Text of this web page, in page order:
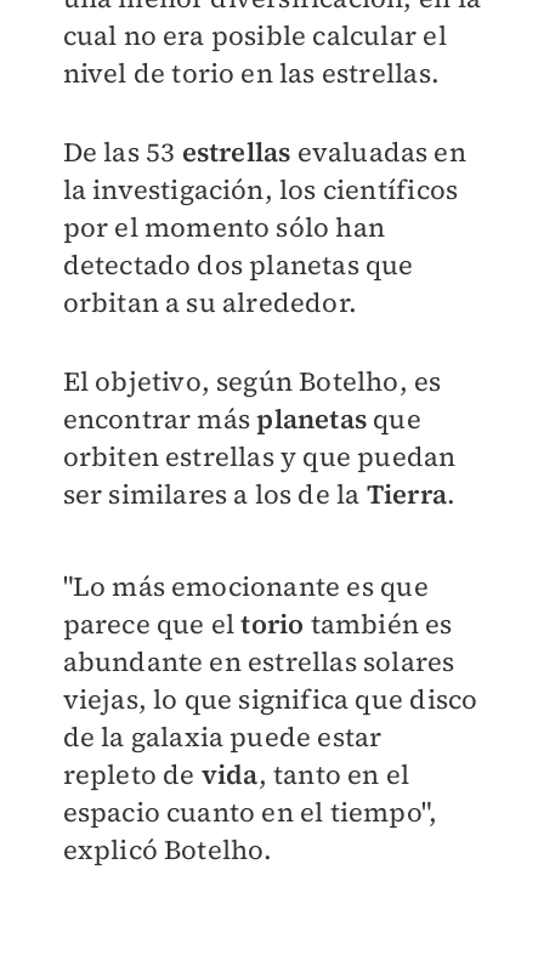
cual no era posible calcular el
nivel de torio en las estrellas.
De las 53 estrellas evaluadas en
la investigación, los científicos
por el momento sólo han
detectado dos planetas que
orbitan a su alrededor.
El objetivo, según Botelho, es
encontrar másplanetas que
orbiten estrellas y que puedan
ser similares a los de la Tierra.
"Lo más emocionante es que
parece que eltorio también es
abundante en estrellas solares
viejas, lo que significa que disco
de la galaxia puede estar
repleto de vida, tanto en el
espacio cuanto en el tiempo",
explicó Botelho.